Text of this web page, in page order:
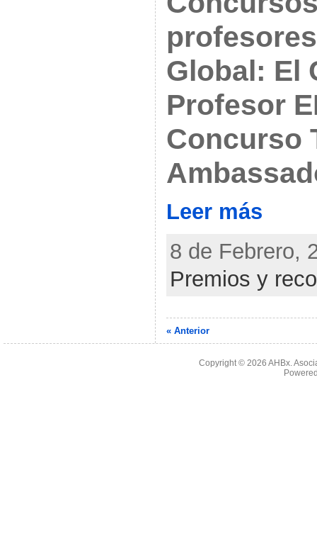
Global: El
Profesor
Concurso
Leer más
8 de Febrero,
Premios y
« Anterior
Copyright © 2026AHBx.